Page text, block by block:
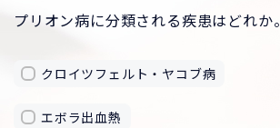
プリオン病に分類される疾患はどれか。
クロイツフェルト・ヤコブ病
エボラ出血熱